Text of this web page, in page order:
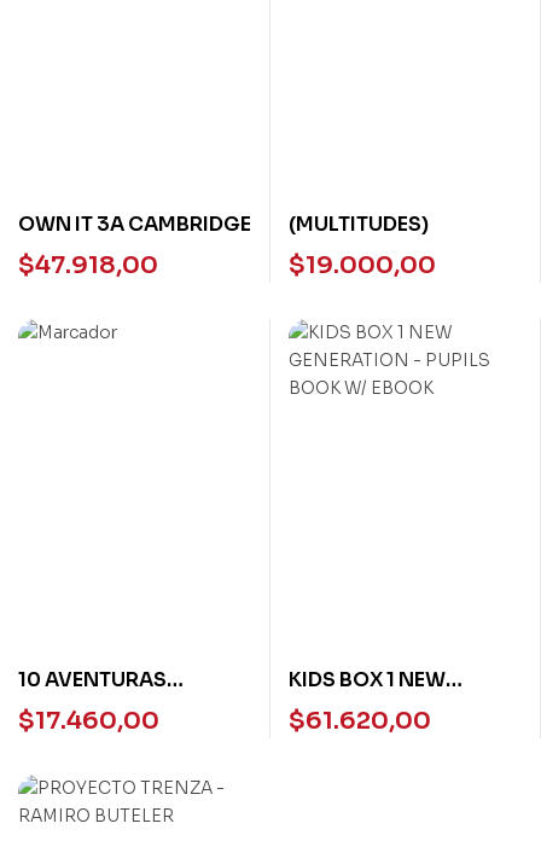
OWN IT 3A CAMBRIDGE
$47.918,00
(MULTITUDES)
$19.000,00
10 AVENTURAS
IMPERDIBLES DEL
QUIJOTE
$17.460,00
KIDS BOX 1 NEW
GENERATION – PUPILS
BOOK W/ EBOOK
$61.620,00